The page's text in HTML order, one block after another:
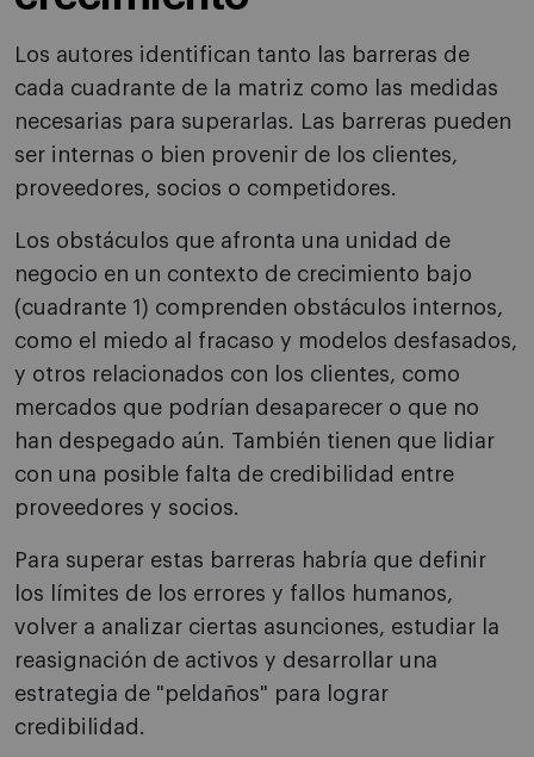
Los autores identifican tanto las barreras de
cada cuadrante de la matriz como las medidas
necesarias para superarlas. Las barreras pueden
ser internas o bien provenir de los clientes,
proveedores, socios o competidores.
Los obstáculos que afronta una unidad de
negocio en un contexto de crecimiento bajo
(cuadrante 1) comprenden obstáculos internos,
como el miedo al fracaso y modelos desfasados,
y otros relacionados con los clientes, como
mercados que podrían desaparecer o que no
han despegado aún. También tienen que lidiar
con una posible falta de credibilidad entre
proveedores y socios.
Para superar estas barreras habría que definir
los límites de los errores y fallos humanos,
volver a analizar ciertas asunciones, estudiar la
reasignación de activos y desarrollar una
estrategia de "peldaños" para lograr
credibilidad.